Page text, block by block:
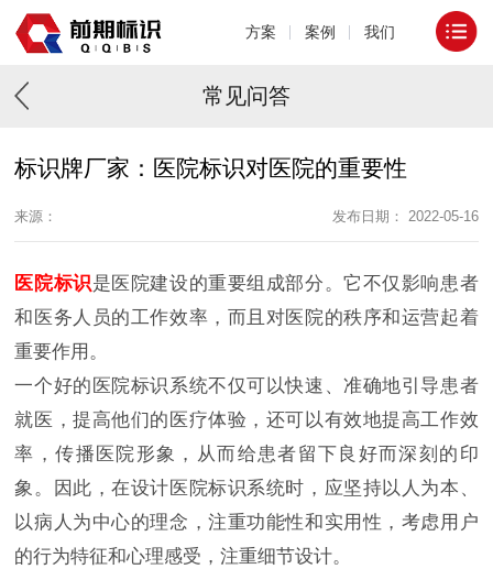
方案 案例 我们
常见问答
标识牌厂家：医院标识对医院的重要性
来源： 发布日期： 2022-05-16
医院标识是医院建设的重要组成部分。它不仅影响患者
和医务人员的工作效率，而且对医院的秩序和运营起着
重要作用。
一个好的医院标识系统不仅可以快速、准确地引导患者
就医，提高他们的医疗体验，还可以有效地提高工作效
率，传播医院形象，从而给患者留下良好而深刻的印
象。因此，在设计医院标识系统时，应坚持以人为本、
以病人为中心的理念，注重功能性和实用性，考虑用户
的行为特征和心理感受，注重细节设计。